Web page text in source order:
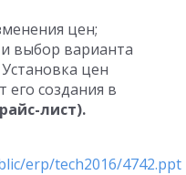
цен;
выбор варианта
цен
создания в
лист).
erp/tech2016/4742.ppt